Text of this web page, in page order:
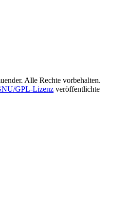
Alle Rechte vorbehalten.
GPL-Lizenz veröffentlichte